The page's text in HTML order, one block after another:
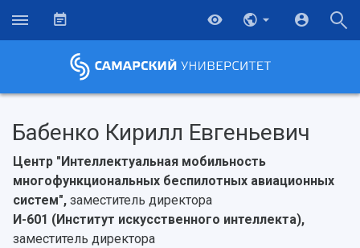
Бабенко Кирилл Евгеньевич
Центр "Интеллектуальная мобильность
многофункциональных беспилотных авиационных
систем", заместитель директора
И-601 (Институт искусственного интеллекта),
заместитель директора